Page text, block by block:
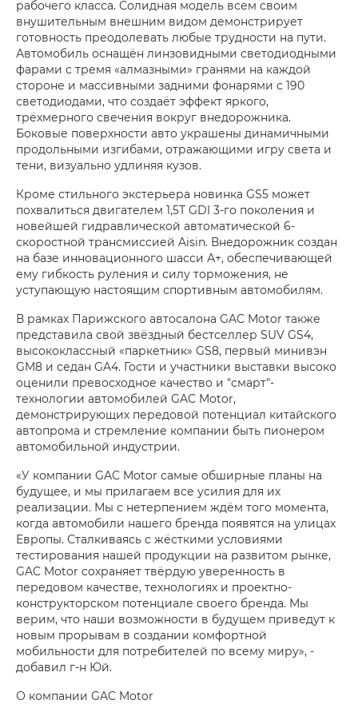
рабочего класса. Солидная модель всем своим
внушительным внешним видом демонстрирует
готовность преодолевать любые трудности на пути.
Автомобиль оснащён линзовидными светодиодными
фарами с тремя «алмазными» гранями на каждой
стороне и массивными задними фонарями с 190
светодиодами, что создаёт эффект яркого,
трёхмерного свечения вокруг внедорожника.
Боковые поверхности авто украшены динамичными
продольными изгибами, отражающими игру света и
тени, визуально удлиняя кузов.
Кроме стильного экстерьера новинка GS5 может
похвалиться двигателем 1,5Т GDI 3-го поколения и
новейшей гидравлической автоматической 6-
скоростной трансмиссией Aisin. Внедорожник создан
на базе инновационного шасси А+, обеспечивающей
ему гибкость руления и силу торможения, не
уступающую настоящим спортивным автомобилям.
В рамках Парижского автосалона GAC Motor также
представила свой звёздный бестселлер SUV GS4,
высококлассный «паркетник» GS8, первый минивэн
GM8 и седан GA4. Гости и участники выставки высоко
оценили превосходное качество и "смарт"-
технологии автомобилей GAC Motor,
демонстрирующих передовой потенциал китайского
автопрома и стремление компании быть пионером
автомобильной индустрии.
«У компании GAC Motor самые обширные планы на
будущее, и мы прилагаем все усилия для их
реализации. Мы с нетерпением ждём того момента,
когда автомобили нашего бренда появятся на улицах
Европы. Сталкиваясь с жёсткими условиями
тестирования нашей продукции на развитом рынке,
GAC Motor сохраняет твёрдую уверенность в
передовом качестве, технологиях и проектно-
конструкторском потенциале своего бренда. Мы
верим, что наши возможности в будущем приведут к
новым прорывам в создании комфортной
мобильности для потребителей по всему миру», -
добавил г-н Юй.
О компании GAC Motor